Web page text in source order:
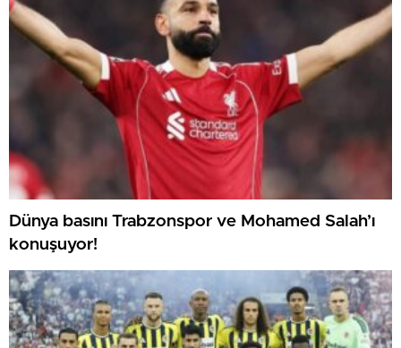
Dünya basını Trabzonspor ve Mohamed Salah’ı
konuşuyor!